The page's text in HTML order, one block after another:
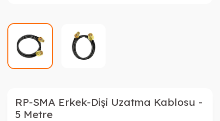
RP-SMA Erkek-Dişi Uzatma Kablosu -
5 Metre